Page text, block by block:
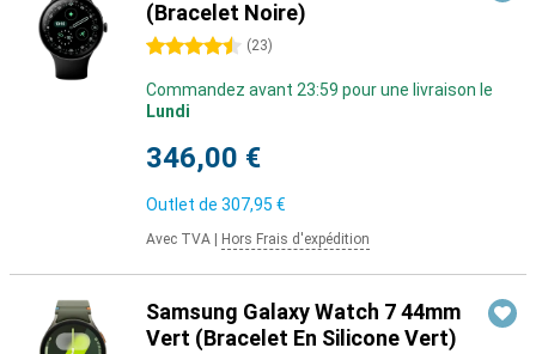
(Bracelet Noire)
4.5 étoiles (23)
Commandez avant 23:59 pour une livraison le
Lundi
346,00 €
Outlet de 307,95 €
Avec TVA Hors Frais d'expédition
Samsung Galaxy Watch 7 44mm
Vert (Bracelet En Silicone Vert)